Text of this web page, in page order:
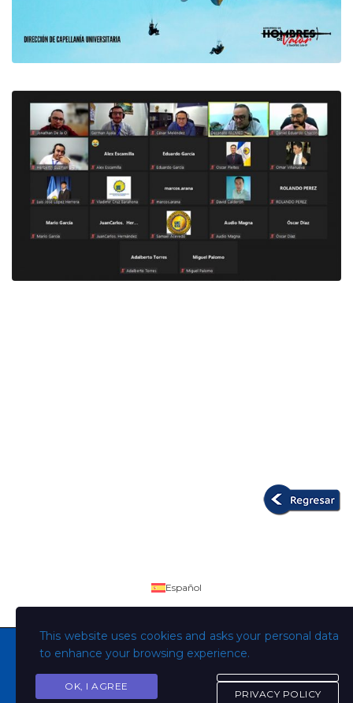
Copyright © Todos los derechos son de la Universidad
This website uses cookies and asks your personal data
to enhance your browsing experience.
OK, I AGREE
PRIVACY POLICY
Español